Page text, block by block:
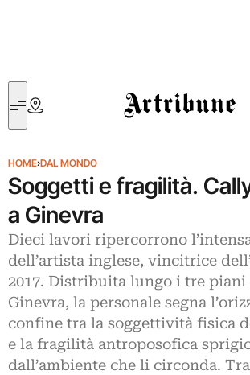
Artribune
HOME›DAL MONDO
Soggetti e fragilità.
a Ginevra
Dieci lavori ripercorrono
dell’artista inglese, vincitrice
2017. Distribuita lungo i tre piani
Ginevra, la personale segna
confine tra la soggettività fisica
e la fragilità antroposofica
dall’ambiente che li circonda.